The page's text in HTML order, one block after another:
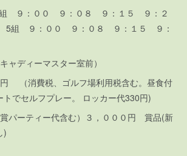
組 ９：００ ９：０８ ９：１５ ９：２
5組 ９：００ ９：０８ ９：１５ ９：
ディーマスター室前）
（消費税、ゴルフ場利用税含む。昼食付
トでセルフプレー。 ロッカー代330円)
パーティー代含む）３，０００円 賞品(新
)